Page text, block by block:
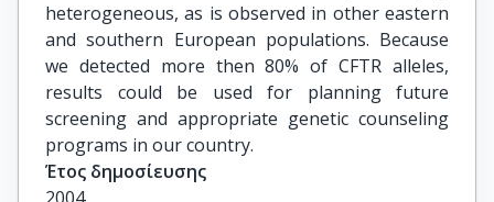
heterogeneous, as is observed in other eastern
and southern European populations. Because
we detected more then 80% of CFTR alleles,
results could be used for planning future
screening and appropriate genetic counseling
programs in our country.
Έτος δημοσίευσης